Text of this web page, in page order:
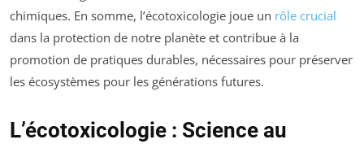
chimiques. En somme, l’écotoxicologie joue un rôle crucial
dans la protection de notre planète et contribue à la
promotion de pratiques durables, nécessaires pour préserver
les écosystèmes pour les générations futures.
L’écotoxicologie : Science au